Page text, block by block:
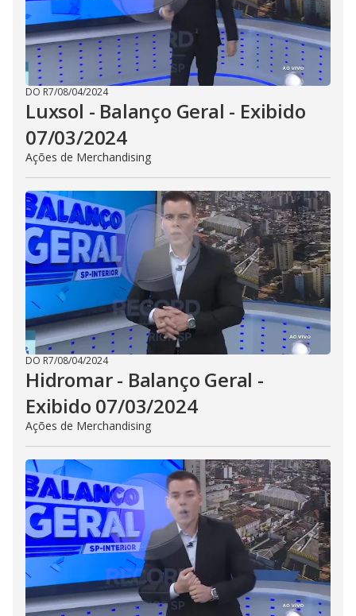
DO R7/08/04/2024
Luxsol - Balanço Geral - Exibido
07/03/2024
Ações de Merchandising
DO R7/08/04/2024
Hidromar - Balanço Geral -
Exibido 07/03/2024
Ações de Merchandising